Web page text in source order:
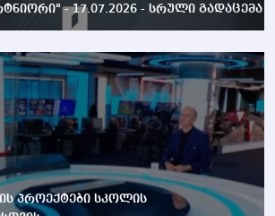
- 17.07.2026 - სრული გადაცემა
პროექტები სკოლის